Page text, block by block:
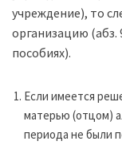
учреждение), то
организацию (абз.
пособиях).
Если имеется
матерью (отцом)
периода не были